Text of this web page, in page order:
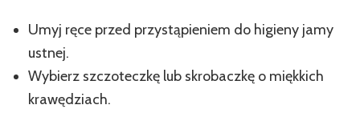
Umyj ręce przed przystąpieniem do higieny jamy
ustnej.
Wybierz szczoteczkę lub skrobaczkę o miękkich
krawędziach.